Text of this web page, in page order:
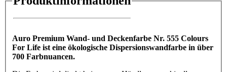
Auro Premium Wand- und Deckenfarbe Nr. 555 Colours
For Life ist eine ökologische Dispersionswandfarbe in über
700 Farbnuancen.